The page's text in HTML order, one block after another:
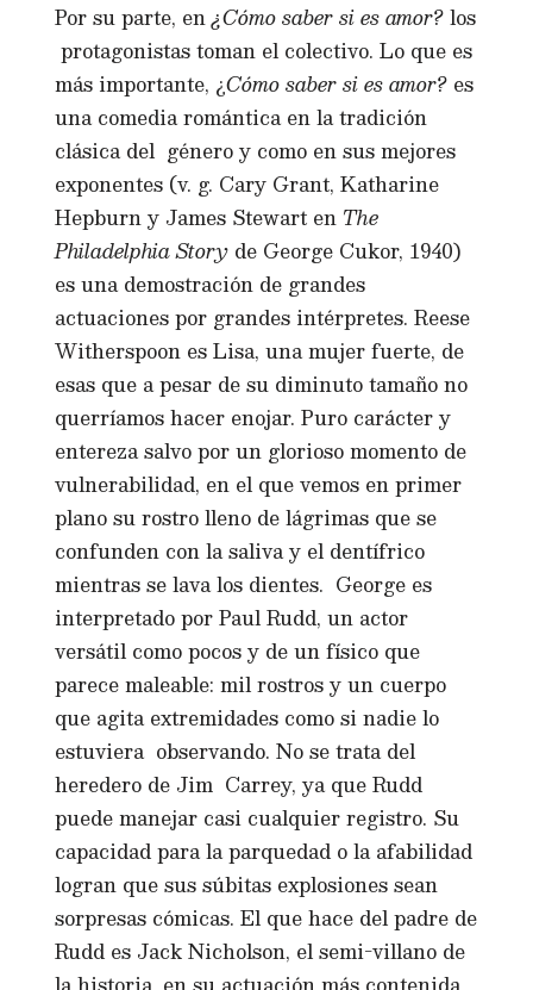
Por su parte, en¿Cómo saber si es amor?los
protagonistas toman el colectivo. Lo que es
más importante, ¿Cómo saber si es amor? es
una comedia romántica en la tradición
clásica del género y como en sus mejores
exponentes (v. g. Cary Grant, Katharine
Hepburn y James Stewart en The
Philadelphia Story de George Cukor, 1940)
es una demostración de grandes
actuaciones por grandes intérpretes. Reese
Witherspoon es Lisa, una mujer fuerte, de
esas que a pesar de su diminuto tamaño no
querríamos hacer enojar. Puro carácter y
entereza salvo por un glorioso momento de
vulnerabilidad, en el que vemos en primer
plano su rostro lleno de lágrimas que se
confunden con la saliva y el dentífrico
mientras se lava los dientes. George es
interpretado por Paul Rudd, un actor
versátil como pocos y de un físico que
parece maleable: mil rostros y un cuerpo
que agita extremidades como si nadie lo
estuviera observando. No se trata del
heredero de Jim Carrey, ya que Rudd
puede manejar casi cualquier registro. Su
capacidad para la parquedad o la afabilidad
logran que sus súbitas explosiones sean
sorpresas cómicas. El que hace del padre de
Rudd es Jack Nicholson, el semi-villano de